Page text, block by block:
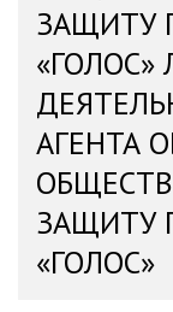
ЗАЩИТУ
«ГОЛОС»
АГЕНТА
ЗАЩИТУ
«ГОЛОС»